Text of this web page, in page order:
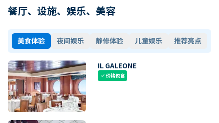
餐厅、设施、娱乐、美容
美食体验 夜间娱乐 静修体验 儿童娱乐 推荐亮点
IL GALEONE
check价格包含